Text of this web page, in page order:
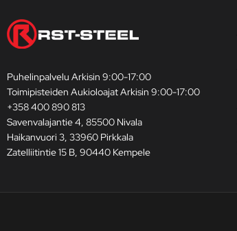
Puhelinpalvelu Arkisin 9:00-17:00
Toimipisteiden Aukioloajat Arkisin 9:00-17:00
+358 400 890 813
Savenvalajantie 4, 85500 Nivala
Haikanvuori 3, 33960 Pirkkala
Zatelliitintie 15 B, 90440 Kempele